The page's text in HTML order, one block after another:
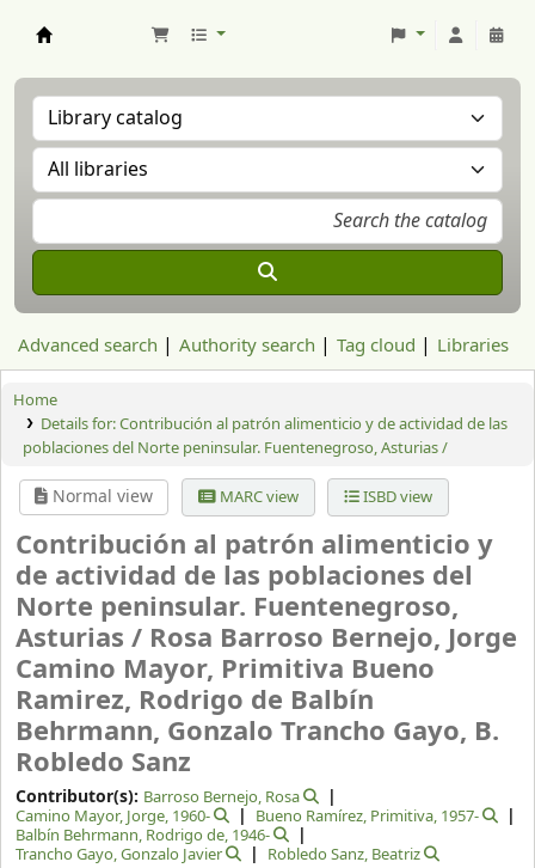
Advanced search Authority search Tag cloud Libraries
Home
Details for:Contribución al patrón alimenticio y de actividad de las
poblaciones del Norte peninsular. Fuentenegroso, Asturias /
Normal view MARC view ISBD view
Contribución al patrón alimenticio y
de actividad de las poblaciones del
Norte peninsular. Fuentenegroso,
Asturias / Rosa Barroso Bernejo, Jorge
Camino Mayor, Primitiva Bueno
Ramirez, Rodrigo de Balbín
Behrmann, Gonzalo Trancho Gayo, B.
Robledo Sanz
Contributor(s): Barroso Bernejo, Rosa
Camino Mayor, Jorge, 1960- Bueno Ramírez, Primitiva, 1957-
Balbín Behrmann, Rodrigo de, 1946-
Trancho Gayo, Gonzalo Javier
Robledo Sanz, Beatriz